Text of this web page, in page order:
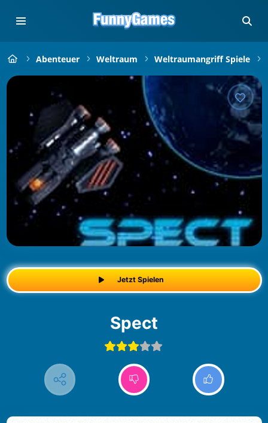
Abenteuer Weltraum Weltraumangriff Spiele
Jetzt Spielen
Spect